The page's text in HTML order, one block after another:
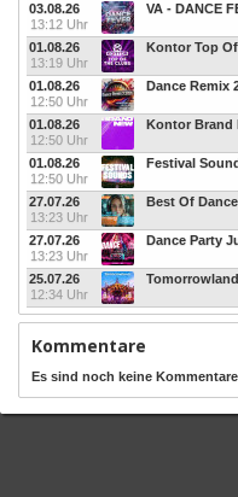
03.08.26
13:12 Uhr
VA - DANCE
01.08.26
13:19 Uhr
Kontor Top Of
01.08.26
12:50 Uhr
Dance Remix
01.08.26
12:50 Uhr
Kontor Brand
01.08.26
12:50 Uhr
Festival
27.07.26
13:23 Uhr
Best Of
27.07.26
13:23 Uhr
Dance Party
25.07.26
12:34 Uhr
Tomorrowland
Kommentare
Es sind noch keine